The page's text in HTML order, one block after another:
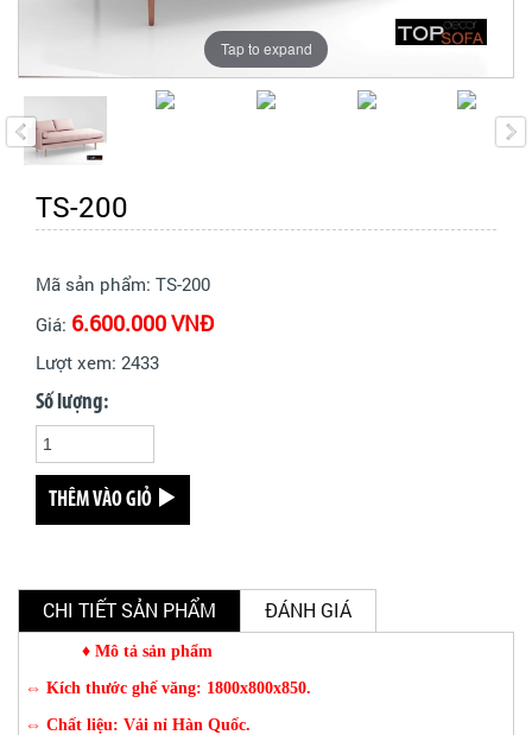
Tap to expand
TS-200
Mã sản phẩm: TS-200
Giá: 6.600.000 VNĐ
Lượt xem: 2433
Số lượng:
THÊM VÀO GIỎ
CHI TIẾT SẢN PHẨM ĐÁNH GIÁ
♦ Mô tả sản phẩm
⇔ Kích thước ghế văng: 1800x800x850.
⇔ Chất liệu: Vải nỉ Hàn Quốc.